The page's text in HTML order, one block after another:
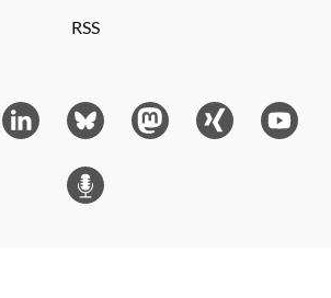
RSS